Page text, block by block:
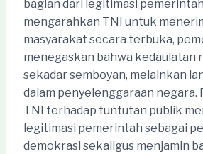
bagian dari legitimasi
mengarahkan TNI untuk
masyarakat secara terbuka,
menegaskan bahwa kedaulatan
sekadar semboyan, melainkan
dalam penyelenggaraan negara.
TNI terhadap tuntutan publik
legitimasi pemerintah sebagai
demokrasi sekaligus menjamin